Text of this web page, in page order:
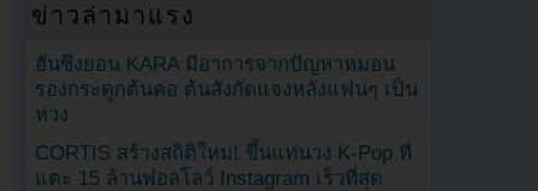
ข่าวล่ามาแรง
ฮันซึงยอน KARA มีอาการจากปัญหาหมอน
รองกระดูกต้นคอ ต้นสังกัดแจงหลังแฟนๆ เป็น
ห่วง
CORTIS สร้างสถิติใหม่! ขึ้นแท่นวง K-Pop ที่
แตะ 15 ล้านฟอลโลว์ Instagram เร็วที่สุด